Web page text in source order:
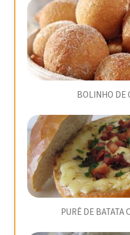
BOLINHO DE
PURÊ DE BATATA